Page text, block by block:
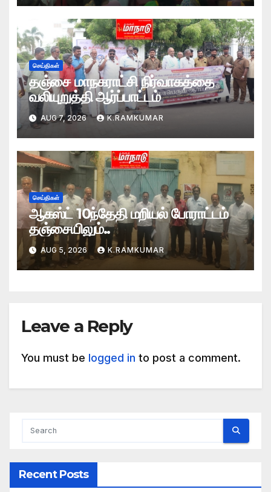
செய்திகள்
தஞ்சை மாநகராட்சி நிர்வாகத்தை
வலியுறுத்தி ஆர்ப்பாட்டம்
AUG 7, 2026 K.RAMKUMAR
செய்திகள்
ஆகஸ்ட் 10ந்தேதி மறியல் போராட்டம்
தஞ்சையிலும்..
AUG 5, 2026 K.RAMKUMAR
Leave a Reply
You must be logged in to post a comment.
Recent Posts